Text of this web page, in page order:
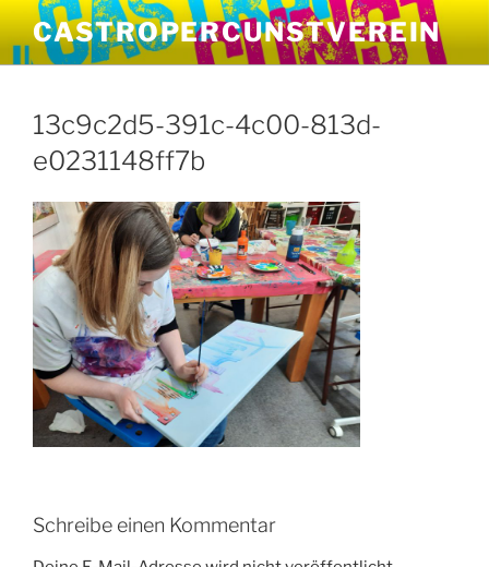
Inhalt
springen
CASTROPERCUNSTVEREIN
13c9c2d5-391c-4c00-813d-
e0231148ff7b
Schreibe einen Kommentar